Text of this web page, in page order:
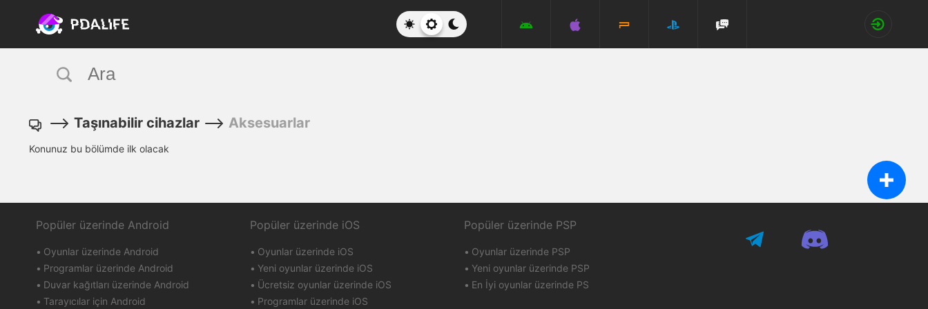
Taşınabilir cihazlar Aksesuarlar
Konunuz bu bölümde ilk olacak
Popüler üzerinde Android
Oyunlar üzerinde Android
Programlar üzerinde Android
Duvar kağıtları üzerinde Android
Tarayıcılar için Android
Popüler üzerinde iOS
Oyunlar üzerinde iOS
Yeni oyunlar üzerinde iOS
Ücretsiz oyunlar üzerinde iOS
Programlar üzerinde iOS
Popüler üzerinde PSP
Oyunlar üzerinde PSP
Yeni oyunlar üzerinde PSP
En İyi oyunlar üzerinde PS